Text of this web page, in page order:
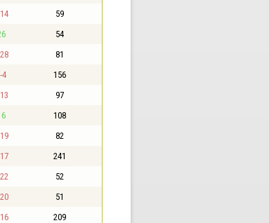
59
54
81
-4 156
97
6 108
82
241
52
51
209